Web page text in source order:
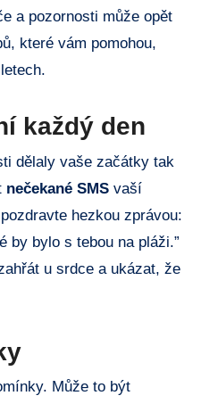
a pozornosti může opět
které vám pomohou,
každý den
dělaly vaše začátky tak
nečekané SMS vaší
hezkou zprávou:
by bylo s tebou na pláži.”
u srdce a ukázat, že
Může to být